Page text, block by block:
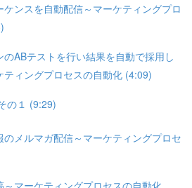
ケンスを自動配信～マーケティングプロ
のABテストを行い結果を自動で採用し
ティングプロセスの自動化 (4:09)
の１ (9:29)
のメルマガ配信～マーケティングプロセ
～マーケティングプロセスの自動化